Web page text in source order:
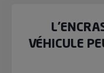
VÉHICULE